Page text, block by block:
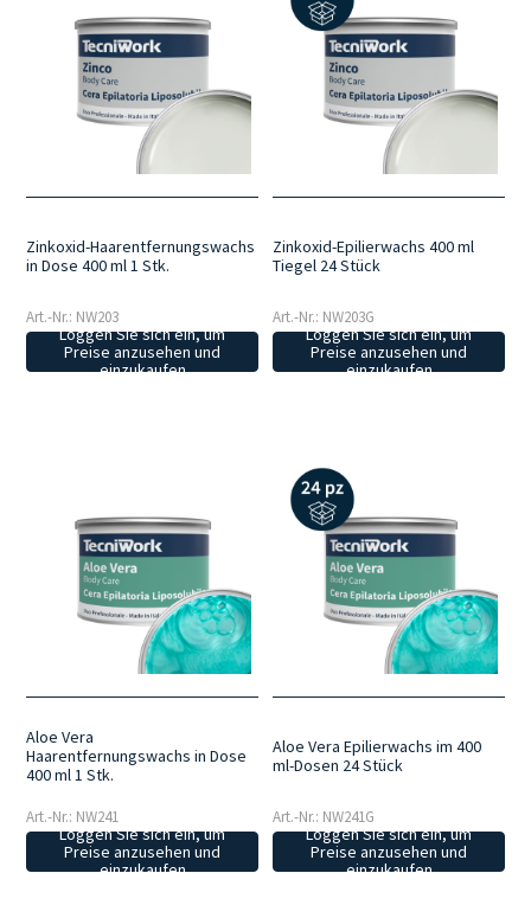
Zinkoxid-Haarentfernungswachs
in Dose 400 ml 1 Stk.
Art.-Nr.: NW203
Loggen Sie sich ein, um
Preise anzusehen und
einzukaufen
Zinkoxid-Epilierwachs 400 ml
Tiegel 24 Stück
Art.-Nr.: NW203G
Loggen Sie sich ein, um
Preise anzusehen und
einzukaufen
Aloe Vera
Haarentfernungswachs in Dose
400 ml 1 Stk.
Art.-Nr.: NW241
Loggen Sie sich ein, um
Preise anzusehen und
einzukaufen
Aloe Vera Epilierwachs im 400
ml-Dosen 24 Stück
Art.-Nr.: NW241G
Loggen Sie sich ein, um
Preise anzusehen und
einzukaufen